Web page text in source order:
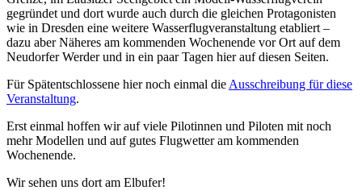
gegründet und dort wurde auch durch die gleichen Protagonisten
wie in Dresden eine weitere Wasserflugveranstaltung etabliert –
dazu aber Näheres am kommenden Wochenende vor Ort auf dem
Neudorfer Werder und in ein paar Tagen hier auf diesen Seiten.
Für Spätentschlossene hier noch einmal die Ausschreibung für diese
Veranstaltung.
Erst einmal hoffen wir auf viele Pilotinnen und Piloten mit noch
mehr Modellen und auf gutes Flugwetter am kommenden
Wochenende.
Wir sehen uns dort am Elbufer!